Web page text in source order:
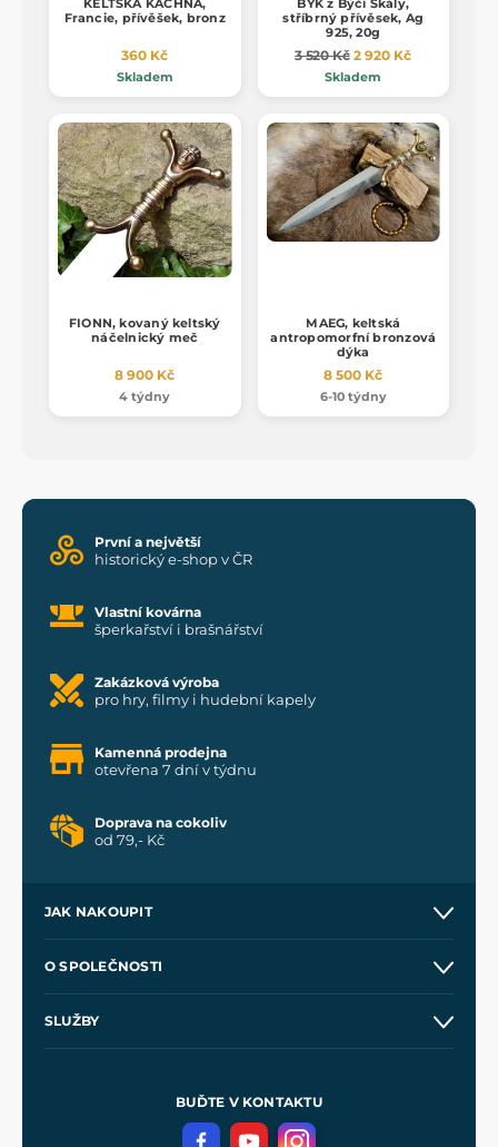
KELTSKÁ KACHNA,
Francie, přívěšek, bronz
360 Kč
Skladem
BÝK z Býčí Skály,
stříbrný přívěsek, Ag
925, 20g
3 520 Kč 2 920 Kč
Skladem
FIONN, kovaný keltský
náčelnický meč
8 900 Kč
4 týdny
MAEG, keltská
antropomorfní bronzová
dýka
8 500 Kč
6-10 týdny
První a největší
historický e-shop v ČR
Vlastní kovárna
šperkařství i brašnářství
Zakázková výroba
pro hry, filmy i hudební kapely
Kamenná prodejna
otevřena 7 dní v týdnu
Doprava na cokoliv
od 79,- Kč
JAK NAKOUPIT
Velkoobchod
O SPOLEČNOSTI
SLUŽBY
Meče pro Kingdom Come
BUĎTE V KONTAKTU